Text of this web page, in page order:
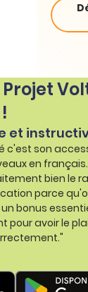
Projet
et
c'est son
en
bien le
parce
bonus
pour avoir le